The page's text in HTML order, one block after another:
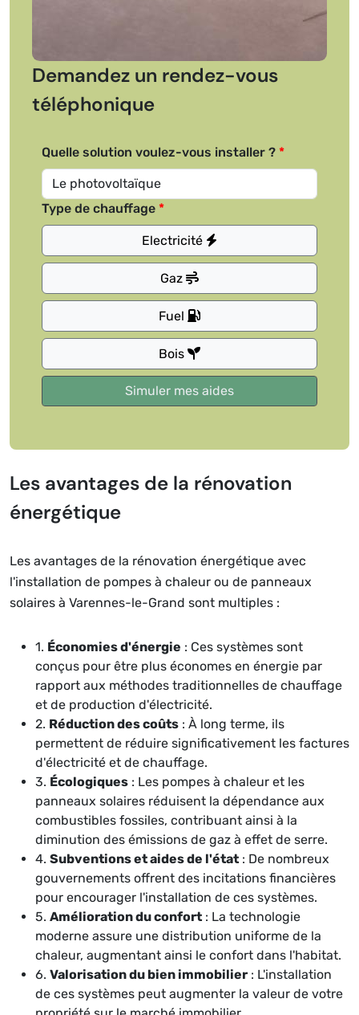
Demandez un rendez-vous
téléphonique
Quelle solution voulez-vous installer ?
Type de chauffage
Electricité
Gaz
Fuel
Bois
Les avantages de la rénovation
énergétique
Les avantages de la rénovation énergétique avec
l'installation de pompes à chaleur ou de panneaux
solaires à Varennes-le-Grand sont multiples :
1. Économies d'énergie : Ces systèmes sont
conçus pour être plus économes en énergie par
rapport aux méthodes traditionnelles de chauffage
et de production d'électricité.
2. Réduction des coûts : À long terme, ils
permettent de réduire significativement les factures
d'électricité et de chauffage.
3. Écologiques : Les pompes à chaleur et les
panneaux solaires réduisent la dépendance aux
combustibles fossiles, contribuant ainsi à la
diminution des émissions de gaz à effet de serre.
4. Subventions et aides de l'état : De nombreux
gouvernements offrent des incitations financières
pour encourager l'installation de ces systèmes.
5. Amélioration du confort : La technologie
moderne assure une distribution uniforme de la
chaleur, augmentant ainsi le confort dans l'habitat.
6. Valorisation du bien immobilier : L'installation
de ces systèmes peut augmenter la valeur de votre